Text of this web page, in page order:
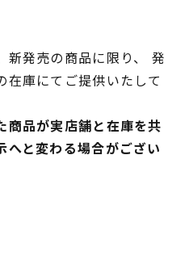
新発売の商品に限り、 発
在庫にてご提供いたして
品が実店舗と在庫を共
と変わる場合がござい